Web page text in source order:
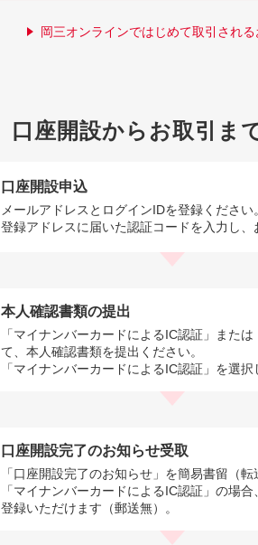
岡三オンラインではじめて取引され
口座開設からお取引ま
口座開設申込
メールアドレスとログインIDを登録ください。
登録アドレスに届いた認証コードを入力し、
本人確認書類の提出
「マイナンバーカードによるIC認証」また
て、本人確認書類を提出ください。
「マイナンバーカードによるIC認証」を選
口座開設完了のお知らせ受取
「口座開設完了のお知らせ」を簡易書留（
「マイナンバーカードによるIC認証」の場
登録いただけます（郵送無）。